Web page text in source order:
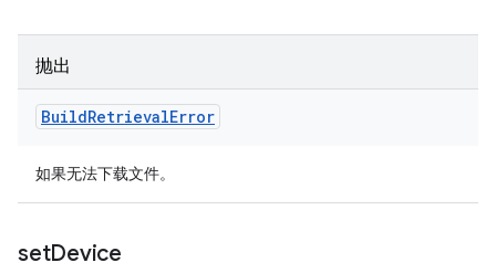
抛出
BuildRetrievalError
如果无法下载文件。
setDevice